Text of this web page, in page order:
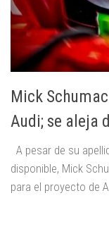
Mick
Audi; se aleja
A pesar de su
disponible, Mick
para el proyecto de